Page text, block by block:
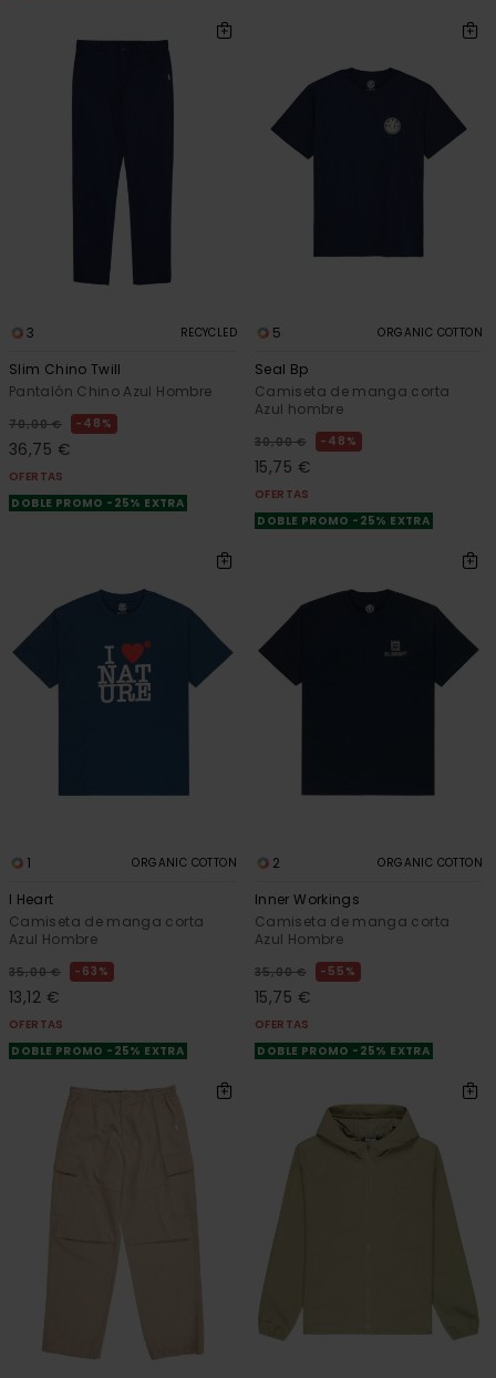
3 RECYCLED
Slim Chino Twill
Pantalón Chino Azul Hombre
70,00 € 48%
36,75 €
OFERTAS
DOBLE PROMO -25% EXTRA
5 ORGANIC COTTON
Seal Bp
Camiseta de manga corta
Azul hombre
30,00 € 48%
15,75 €
OFERTAS
DOBLE PROMO -25% EXTRA
1 ORGANIC COTTON
I Heart
Camiseta de manga corta
Azul Hombre
35,00 € 63%
13,12 €
OFERTAS
DOBLE PROMO -25% EXTRA
2 ORGANIC COTTON
Inner Workings
Camiseta de manga corta
Azul Hombre
35,00 € 55%
15,75 €
OFERTAS
DOBLE PROMO -25% EXTRA